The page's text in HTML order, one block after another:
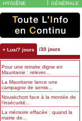
HYGIÈNE
GÉNÉRALE
+ Lus/7 jours /30 jours
Pour une retraite digne en
Mauritanie : relever...
La Mauritanie lance une
campagne de semis...
Nouakchott face à la montée de
l’insécurité...
La mémoire effacée : quand la
mairie de...